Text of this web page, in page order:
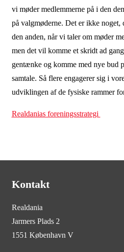
vi møder medlemmerne på i den
på valgmøderne. Det er ikke noget,
den anden, når vi taler om møder
men det vil komme et skridt ad
gentænke og komme med nye bud
samtale. Så flere engagerer sig i
udviklingen af de fysiske rammer
Realdanias foreningsstrategi
Kontakt
Realdania
Jarmers Plads 2
1551 København V